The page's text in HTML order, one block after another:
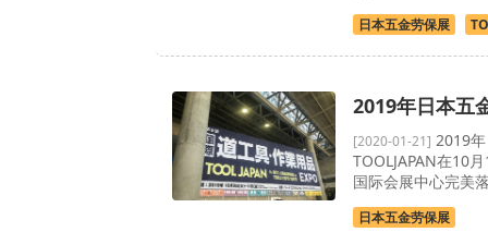
日本五金劳保展
2019年日本五
[2020-01-21] 2019
TOOLJAPAN在10
国际会展中心完美
日本五金劳保展